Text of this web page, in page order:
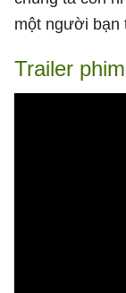
một người bạn
Trailer